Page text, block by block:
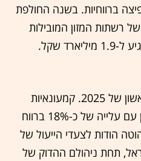
ברווחיות. בשנה החולפת
רשתות המזון המובילות
המגמה התייצבה ברבעון הראשון של 2025. קמעונאיות
המזון אומנם סיימו את הרבעון עם עלייה של כ-18% ברווח
הודות לצעדי הייעול של
תחת ניהולם ההדוק של